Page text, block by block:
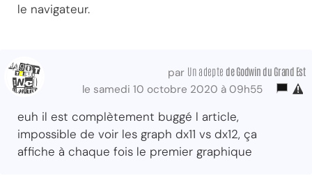
le navigateur.
par Un adepte de Godwin du Grand Est
le samedi 10 octobre 2020 à 09h55
euh il est complètement buggé l article,
impossible de voir les graph dx11 vs dx12, ça
affiche à chaque fois le premier graphique